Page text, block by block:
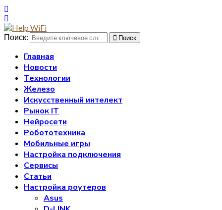
Поиск: Поиск
Главная
Новости
Технологии
Железо
Искусственный интелект
Рынок IT
Нейросети
Робототехника
Мобильные игры
Настройка подключения
Сервисы
Статьи
Настройка роутеров
Asus